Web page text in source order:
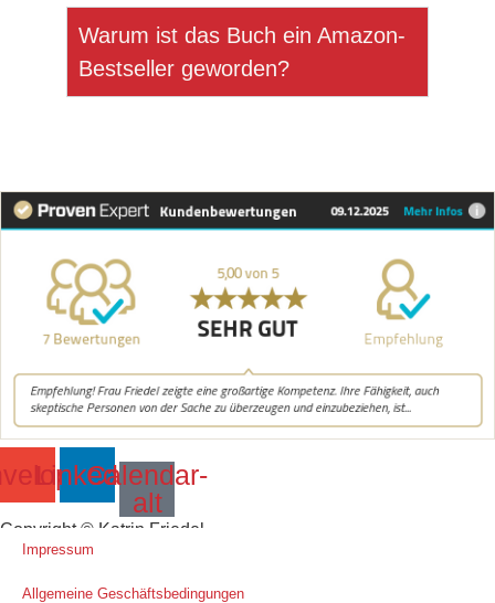
Warum ist das Buch ein Amazon-
Bestseller geworden?
LinkedinCalendar-
alt
Impressum
Allgemeine Geschäftsbedingungen
Copyright © Katrin Friedel